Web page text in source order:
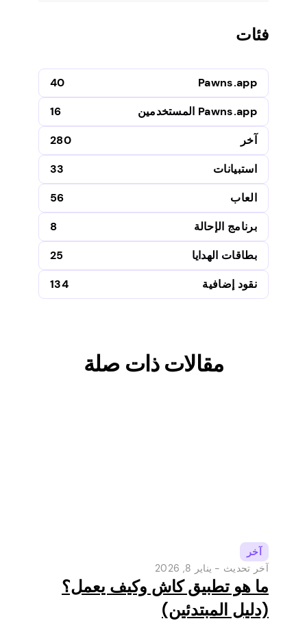
فئات
Pawns.app
40
Pawns.app المستخدمين
16
آخر
280
استبيانات
33
العاب
56
برنامج الإحالة
8
بطاقات الهدايا
25
نقود إضافية
134
مقالات ذات صلة
آخر
آخر تحديث - يناير 8, 2026
ما هو تطبيق كاش وكيف يعمل؟
(دليل المبتدئين)